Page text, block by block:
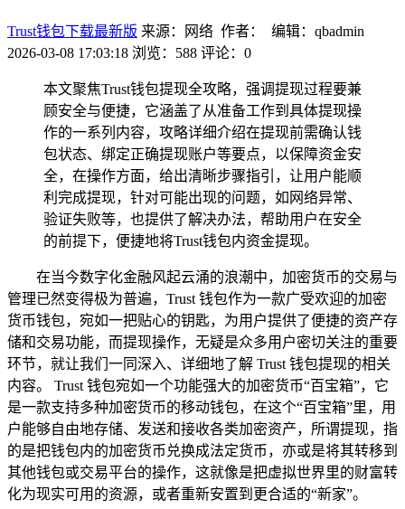
Trust钱包下载最新版 来源：网络 作者： 编辑：qbadmin
2026-03-08 17:03:18 浏览：588 评论：0
本文聚焦Trust钱包提现全攻略，强调提现过程要兼
顾安全与便捷，它涵盖了从准备工作到具体提现操
作的一系列内容，攻略详细介绍在提现前需确认钱
包状态、绑定正确提现账户等要点，以保障资金安
全，在操作方面，给出清晰步骤指引，让用户能顺
利完成提现，针对可能出现的问题，如网络异常、
验证失败等，也提供了解决办法，帮助用户在安全
的前提下，便捷地将Trust钱包内资金提现。
在当今数字化金融风起云涌的浪潮中，加密货币的交易与
管理已然变得极为普遍，Trust 钱包作为一款广受欢迎的加密
货币钱包，宛如一把贴心的钥匙，为用户提供了便捷的资产存
储和交易功能，而提现操作，无疑是众多用户密切关注的重要
环节，就让我们一同深入、详细地了解 Trust 钱包提现的相关
内容。 Trust 钱包宛如一个功能强大的加密货币“百宝箱”，它
是一款支持多种加密货币的移动钱包，在这个“百宝箱”里，用
户能够自由地存储、发送和接收各类加密资产，所谓提现，指
的是把钱包内的加密货币兑换成法定货币，亦或是将其转移到
其他钱包或交易平台的操作，这就像是把虚拟世界里的财富转
化为现实可用的资源，或者重新安置到更合适的“新家”。